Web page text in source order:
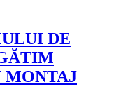
DE
MONTAJ